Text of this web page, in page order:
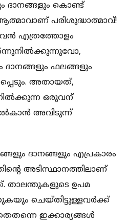
ദാനങ്ങളും കൊണ്ട്
പരിശുദ്ധാത്മാവ്!
എത്രത്തോളം
ഫലങ്ങളും
അതായത്,
ഒരുവന്
അവിടുന്ന്
ദാനങ്ങളും എപ്രകാരം
അടിസ്ഥാനത്തിലാണ്
താലന്തുകളുടെ ഉപമ
ചെയ്തിട്ടുള്ളവര്‍ക്ക്
ഇക്കാര്യങ്ങള്‍